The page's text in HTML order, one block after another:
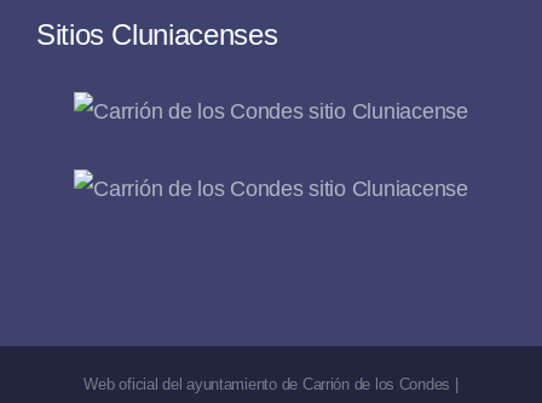
Sitios Cluniacenses
Web oficial del ayuntamiento de Carrión de los Condes |